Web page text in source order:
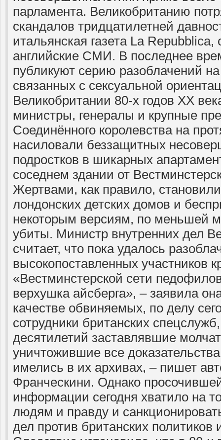
парламента. Великобританию
скандалов тридцатилетней
итальянская газета La Repubblica,
английские СМИ. В последнее
публикуют серию разоблачений
связанных с сексуальной
Великобритании 80-х годов XX
министры, генералы и крупные
Соединённого королевства на
насиловали беззащитных
подростков в шикарных
соседнем здании от
Жертвами, как правило,
лондонских детских домов и
некоторым версиям, по меньшей
убиты. Министр внутренних дел
считает, что пока удалось
высокопоставленных участников
«Вестминстерской сети
верхушка айсберга», – заявила
качестве обвиняемых, по делу
сотрудники британских
десятилетий заставлявшие
уничтожившие все
имелись в их архивах, – пишет
Франческини. Однако
информации сегодня хватило на
людям и правду и
дел против британских политиков